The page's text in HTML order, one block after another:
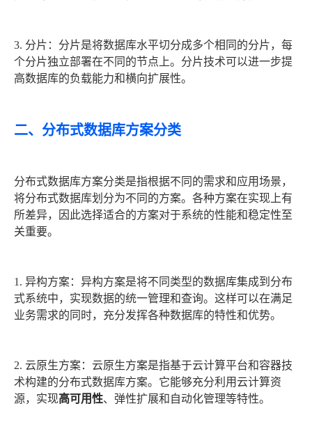
3. 分片：分片是将数据库水平切分成多个相同的分片，每
个分片独立部署在不同的节点上。分片技术可以进一步提
高数据库的负载能力和横向扩展性。
二、分布式数据库方案分类
分布式数据库方案分类是指根据不同的需求和应用场景，
将分布式数据库划分为不同的方案。各种方案在实现上有
所差异，因此选择适合的方案对于系统的性能和稳定性至
关重要。
1. 异构方案：异构方案是将不同类型的数据库集成到分布
式系统中，实现数据的统一管理和查询。这样可以在满足
业务需求的同时，充分发挥各种数据库的特性和优势。
2. 云原生方案：云原生方案是指基于云计算平台和容器技
术构建的分布式数据库方案。它能够充分利用云计算资
源，实现高可用性、弹性扩展和自动化管理等特性。